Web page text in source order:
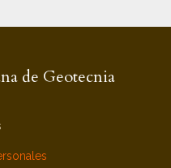
de Geotecnia